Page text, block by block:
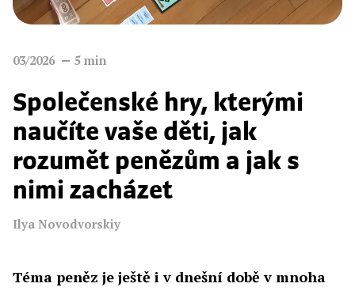
03/2026 5 min
Společenské hry, kterými
naučíte vaše děti, jak
rozumět penězům a jak s
nimi zacházet
Ilya Novodvorskiy
Téma peněz je ještě i v dnešní době v mnoha